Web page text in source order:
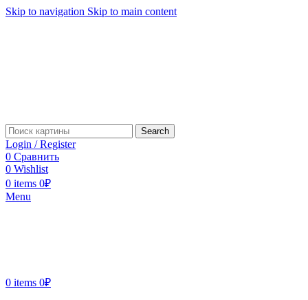
Skip to navigation Skip to main content
Search
Login / Register
0 Сравнить
0 Wishlist
0 items 0₽
Menu
0 items 0₽